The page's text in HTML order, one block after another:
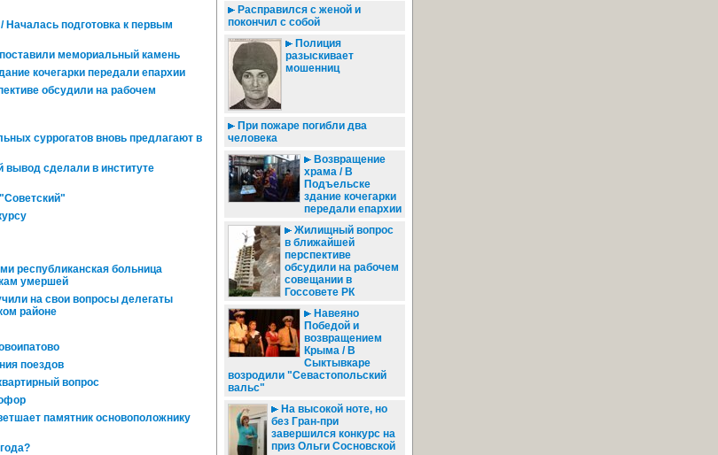
подготовка к первым
мемориальный камень
кочегарки передали епархии
обсудили на рабочем
суррогатов вновь предлагают в
вывод сделали в институте
республиканская больница
умершей
на свои вопросы делегаты
районе
поездов
вопрос
памятник основоположнику
Расправился с женой и
покончил с собой
Полиция
разыскивает
мошенниц
При пожаре погибли два
человека
Возвращение
храма / В
Подъельске
здание кочегарки
передали епархии
Жилищный вопрос
в ближайшей
перспективе
обсудили на рабочем
совещании в
Госсовете РК
Навеяно
Победой и
возвращением
Крыма / В
Сыктывкаре
возродили "Севастопольский
вальс"
На высокой ноте, но
без Гран-при
завершился конкурс на
приз Ольги Сосновской